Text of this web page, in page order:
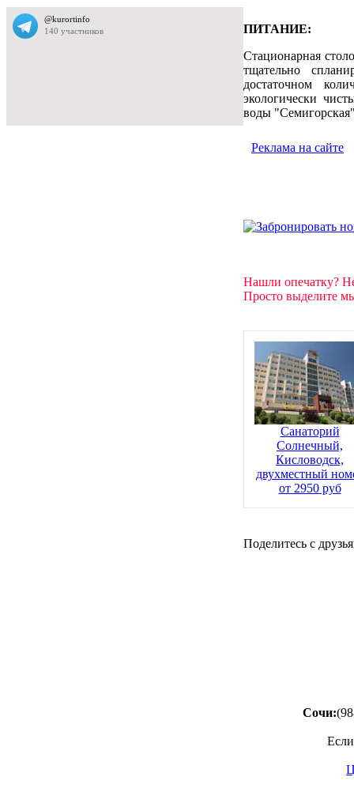
ПИТАНИЕ:
Стационарная
тщательно
достаточном
экологически
воды
Реклама на сайте
Нашли опечатку?
Просто выделите
Санаторий
Солнечный,
Кисловодск,
двухместный
от 2950 руб
Поделитесь с
Сочи: